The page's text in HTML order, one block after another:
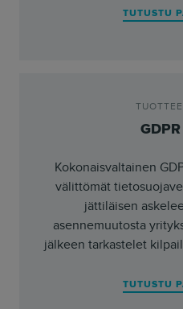
TUTUSTU
Kokonaisvaltainen
välittömät
jättiläisen
asennemuutosta
jälkeen tarkastelet
TUTUSTU